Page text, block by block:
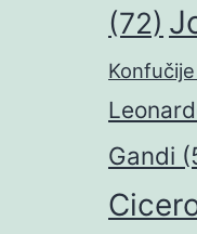
(72)
Konfučije
Gandi